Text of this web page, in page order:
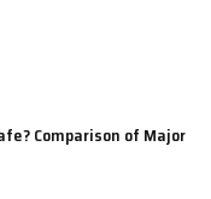
Comparison of Major